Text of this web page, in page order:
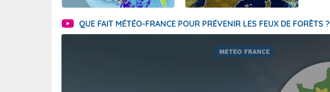
QUE FAIT MÉTÉO-FRANCE POUR PRÉVENIR LES FEUX DE FORÊTS ?